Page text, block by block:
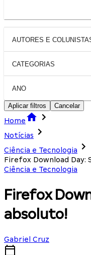
AUTORES E
CATEGORIAS
ANO
Aplicar filtros Cancelar
Home
Notícias
Ciência e Tecnologia
Firefox Download Day:
Ciência e Tecnologia
Firefox
absoluto!
Gabriel Cruz